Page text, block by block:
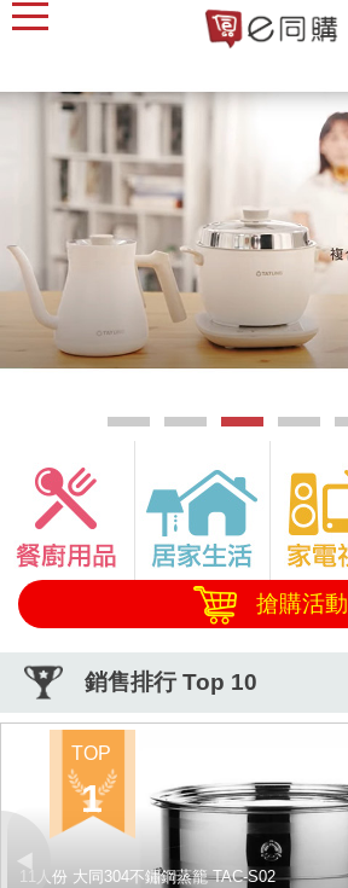
搶購活動
銷售排行 Top 10
TOP
1
11人份 大同304不鏽鋼蒸籠 TAC-S02